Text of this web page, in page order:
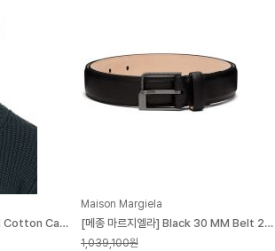
[톰 포드] Green Brushed Cotton Cap 252076M139002
Maison Margiela
[메종 마르지엘라] Black 30 MM Belt 261168M131000
1,039,100원